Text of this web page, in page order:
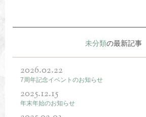
未分類の最新記事
2026.02.22
7周年記念イベントのお知らせ
2025.12.15
年末年始のお知らせ